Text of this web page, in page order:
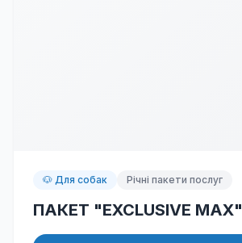
🐶 Для собак Річні пакети послуг
ПАКЕТ "EXCLUSIVE MAX"